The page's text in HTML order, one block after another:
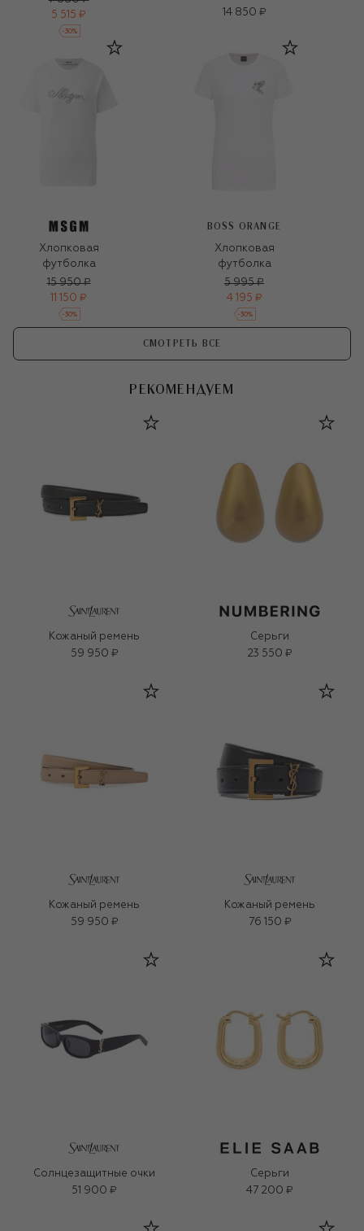
5 515 ₽
-30%
14 850 ₽
Хлопковая
футболка
15 950 ₽
11 150 ₽
-30%
BOSS ORANGE
Хлопковая
футболка
5 995 ₽
4 195 ₽
-30%
СМОТРЕТЬ ВСЕ
РЕКОМЕНДУЕМ
Кожаный ремень
59 950 ₽
Серьги
23 550 ₽
Кожаный ремень
59 950 ₽
Кожаный ремень
76 150 ₽
Солнцезащитные очки
51 900 ₽
Серьги
47 200 ₽